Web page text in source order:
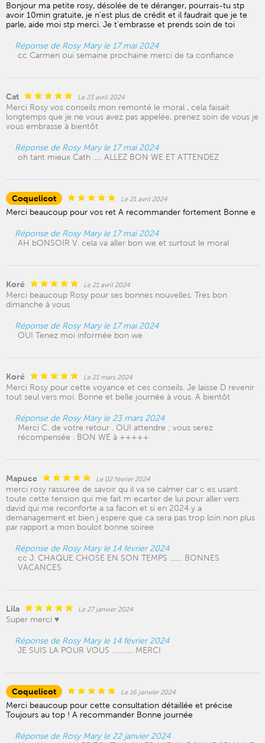
Bonjour ma petite rosy, désolée de te déranger, pourrais-tu stp
avoir 10min gratuite, je n'est plus de crédit et il faudrait que je te
parle, aide moi stp merci. Je t'embrasse et prends soin de toi
Réponse de Rosy Mary le 17 mai 2024
cc Carmen oui semaine prochaine merci de ta confiance
Cat Le 23 avril 2024
Merci Rosy vos conseils mon remonté le moral , cela faisait
longtemps que je ne vous avez pas appelée, prenez soin de vous je
vous embrasse à bientôt
Réponse de Rosy Mary le 17 mai 2024
oh tant mieux Cath ..... ALLEZ BON WE ET ATTENDEZ
Coquelicot Le 21 avril 2024
Merci beaucoup pour vos ret A recommander fortement Bonne e
Réponse de Rosy Mary le 17 mai 2024
AH bONSOIR V. cela va aller bon we et surtout le moral
Koré Le 21 avril 2024
Merci beaucoup Rosy pour ses bonnes nouvelles. Tres bon
dimanche à vous
Réponse de Rosy Mary le 17 mai 2024
OUI Tenez moi informée bon we
Koré Le 21 mars 2024
Merci Rosy pour cette voyance et ces conseils. Je laisse D revenir
tout seul vers moi. Bonne et belle journée à vous. A bientôt
Réponse de Rosy Mary le 23 mars 2024
Merci C. de votre retour . OUI attendre ; vous serez
récompensée . BON WE à +++++
Mapuce Le 02 février 2024
merci rosy rassuree de savoir qu il va se calmer car c es usant
toute cette tension qui me fait m ecarter de lui pour aller vers
david qui me reconforte a sa facon et si en 2024 y a
demanagement et bien j espere que ca sera pas trop loin non plus
par rapport a mon boulot bonne soiree
Réponse de Rosy Mary le 14 février 2024
cc J. CHAQUE CHOSE EN SON TEMPS ....... BONNES
VACANCES
Lila Le 27 janvier 2024
Super merci ♥️
Réponse de Rosy Mary le 14 février 2024
JE SUIS LA POUR VOUS ............ MERCI
Coquelicot Le 16 janvier 2024
Merci beaucoup pour cette consultation détaillée et précise
Toujours au top ! A recommander Bonne journée
Réponse de Rosy Mary le 22 janvier 2024